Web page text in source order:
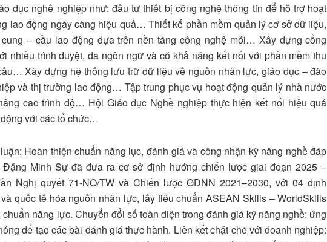
dục nghề nghiệp như: đầu tư thiết bị công nghệ thông tin để hỗ trợ hoạt
lao động ngày càng hiệu quả… Thiết kế phần mềm quản lý cơ sở dữ liệu,
– cầu lao động dựa trên nền tảng công nghệ mới… Xây dựng cổng
nhiều trình duyệt, đa ngôn ngữ và có khả năng kết nối với phần mềm thu
Xây dựng hệ thống lưu trữ dữ liệu về nguồn nhân lực, giáo dục – đào
và thị trường lao động… Tập trung phục vụ hoạt động quản lý nhà nước
cao trình độ… Hội Giáo dục Nghề nghiệp thực hiện kết nối hiệu quả
với các tổ chức…
Hoàn thiện chuẩn năng lục, đánh giá và công nhận kỹ năng nghề đáp
Minh Sự đã đưa ra cơ sở định hướng chiến lược giai đoạn 2025 –
Nghị quyết 71-NQ/TW và Chiến lược GDNN 2021–2030, với 04 định
quốc tế hóa nguồn nhân lực, lấy tiêu chuẩn ASEAN Skills – WorldSkills
năng lực. Chuyển đổi số toàn diện trong đánh giá kỹ năng nghề: ứng
để tạo các bài đánh giá thực hành. Liên kết chặt chẽ với doanh nghiệp: